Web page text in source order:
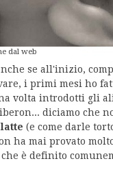
dal web
se all'inizio,
i primi mesi ho
volta introdotti gli
diciamo che
(e come darle
ha mai provato
è definito